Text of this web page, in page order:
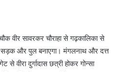
वीर सावरकर चौराहा से गढ़कालिका से
सड़क और पुल बनाएगा। मंगलनाथ और दत्त
वीरा दुर्गादास छत्री होकर गोन्सा